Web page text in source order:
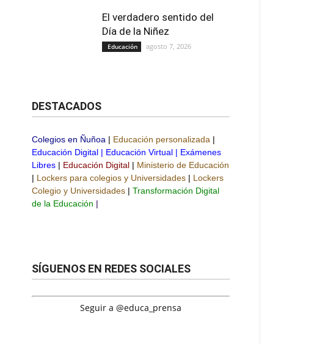
El verdadero sentido del
Día de la Niñez
Educación agosto 7, 2026
DESTACADOS
Colegios en Ñuñoa | Educación personalizada |
Educación Digital | Educación Virtual | Exámenes
Libres | Educación Digital | Ministerio de Educación
| Lockers para colegios y Universidades | Lockers
Colegio y Universidades | Transformación Digital
de la Educación |
SÍGUENOS EN REDES SOCIALES
Seguir a @educa_prensa